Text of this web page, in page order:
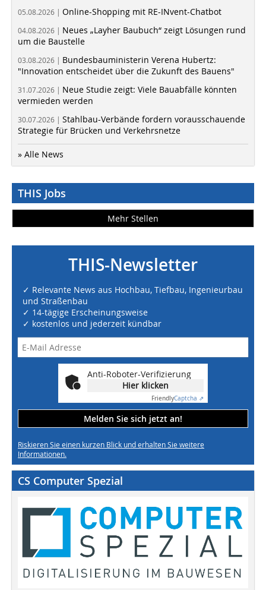
05.08.2026 | Online-Shopping mit RE-INvent-Chatbot
04.08.2026 | Neues „Layher Baubuch“ zeigt Lösungen rund
um die Baustelle
03.08.2026 | Bundesbauministerin Verena Hubertz:
"Innovation entscheidet über die Zukunft des Bauens"
31.07.2026 | Neue Studie zeigt: Viele Bauabfälle könnten
vermieden werden
30.07.2026 | Stahlbau-Verbände fordern vorausschauende
Strategie für Brücken und Verkehrsnetze
» Alle News
THIS Jobs
Mehr Stellen
THIS-Newsletter
✓ Relevante News aus Hochbau, Tiefbau, Ingenieurbau
und Straßenbau
✓ 14-tägige Erscheinungsweise
✓ kostenlos und jederzeit kündbar
Anti-Roboter-Verifizierung
Hier klicken
FriendlyCaptcha ⇗
Melden Sie sich jetzt an!
Riskieren Sie einen kurzen Blick und erhalten Sie weitere
Informationen.
CS Computer Spezial